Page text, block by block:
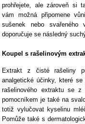
prohřejete, ale zároveň si
vám možná připomene
sušenek nebo
doporučuje se následný
Koupel s rašelinovým
Extrakt z čisté rašeliny
analgetické účinky, které
rašelinového extraktu se
pomocníkem je také na
totiž vylučovat kyselinu
Pomůže také s